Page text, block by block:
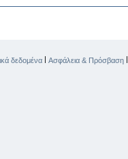
δεδομένα | Ασφάλεια & Πρόσβαση